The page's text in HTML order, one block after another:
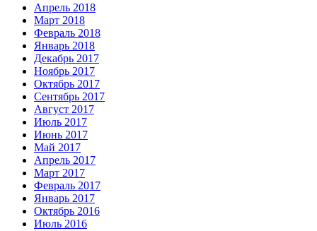
Апрель 2018
Март 2018
Февраль 2018
Январь 2018
Декабрь 2017
Ноябрь 2017
Октябрь 2017
Сентябрь 2017
Август 2017
Июль 2017
Июнь 2017
Май 2017
Апрель 2017
Март 2017
Февраль 2017
Январь 2017
Октябрь 2016
Июль 2016